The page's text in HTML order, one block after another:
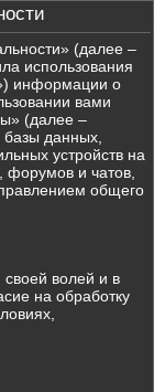
(далее –
использования
информации о
вами
(далее –
данных,
устройств на
форумов и чатов,
общего
волей и в
на обработку